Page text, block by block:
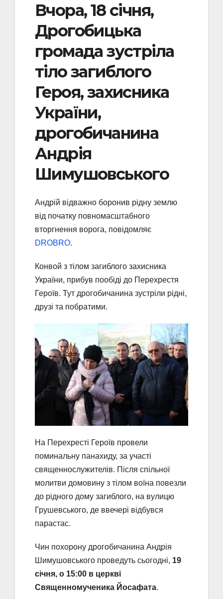
Вчора, 18 січня,
Дрогобицька
громада зустріла
тіло загиблого
Героя, захисника
України,
дрогобичанина
Андрія
Шимушовського
Андрій відважно боронив рідну землю
від початку повномасштабного
вторгнення ворога, повідомляє
DROBRO.
Конвой з тілом загиблого захисника
України, прибув пообіді до Перехрестя
Героїв. Тут дрогобичанина зустріли рідні,
друзі та побратими.
На Перехресті Героїв провели
поминальну панахиду, за участі
священнослужителів. Після спільної
молитви домовину з тілом воїна повезли
до рідного дому загиблого, на вулицю
Грушевського, де ввечері відбувся
парастас.
Чин похорону дрогобичанина Андрія
Шимушовського проведуть сьогодні, 19
січня, о 15:00 в церкві
Священномученика Йосафата.